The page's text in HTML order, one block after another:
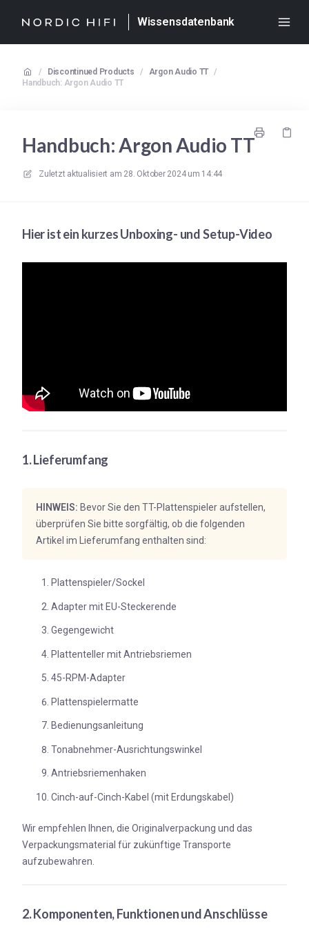
Wissensdatenbank
/ Discontinued Products / Argon Audio TT /
Handbuch: Argon Audio TT
Handbuch: Argon Audio TT
Zuletzt aktualisiert am 28. Oktober 2024 um 14:44
Hier ist ein kurzes Unboxing- und Setup-Video
1. Lieferumfang
HINWEIS: Bevor Sie den TT-Plattenspieler aufstellen,
überprüfen Sie bitte sorgfältig, ob die folgenden
Artikel im Lieferumfang enthalten sind:
Plattenspieler/Sockel
Adapter mit EU-Steckerende
Gegengewicht
Plattenteller mit Antriebsriemen
45-RPM-Adapter
Plattenspielermatte
Bedienungsanleitung
Tonabnehmer-Ausrichtungswinkel
Antriebsriemenhaken
Cinch-auf-Cinch-Kabel (mit Erdungskabel)
Wir empfehlen Ihnen, die Originalverpackung und das
Verpackungsmaterial für zukünftige Transporte
aufzubewahren.
2. Komponenten, Funktionen und Anschlüsse